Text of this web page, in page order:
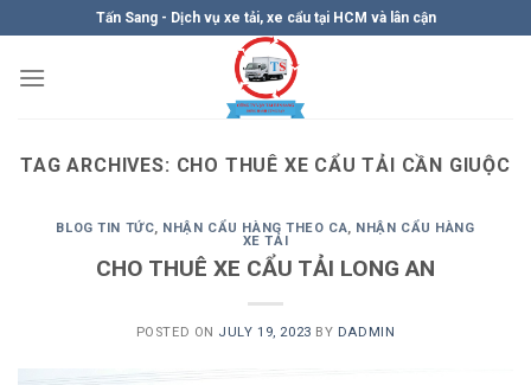
content
Tấn Sang - Dịch vụ xe tải, xe cẩu tại HCM và lân cận
TAG ARCHIVES: CHO THUÊ XE CẨU TẢI CẦN GIUỘC
BLOG TIN TỨC, NHẬN CẨU HÀNG THEO CA, NHẬN CẨU HÀNG
XE TẢI
CHO THUÊ XE CẨU TẢI LONG AN
POSTED ON JULY 19, 2023 BY DADMIN